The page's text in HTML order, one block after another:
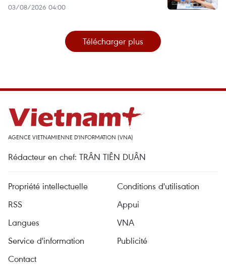
03/08/2026 04:00
Télécharger plus
AGENCE VIETNAMIENNE D'INFORMATION (VNA)
Rédacteur en chef: TRÂN TIÊN DUÂN
Propriété intellectuelle
Conditions d'utilisation
RSS
Appui
Langues
VNA
Service d'information
Publicité
Contact